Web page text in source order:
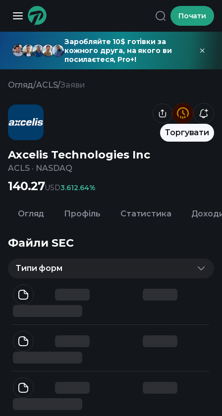
Почати
Заробляйте 10$ готівки за
кожного друга, на якого ви
посилаєтеся, Pro+!
Огляд/ACLS/Заяви
Торгувати
Axcelis Technologies Inc
ACLS · NASDAQ
140.27USD3.612.64%
Огляд Профіль Статистика
Файли SEC
Типи форм